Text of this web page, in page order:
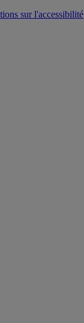
sur l'accessibilité